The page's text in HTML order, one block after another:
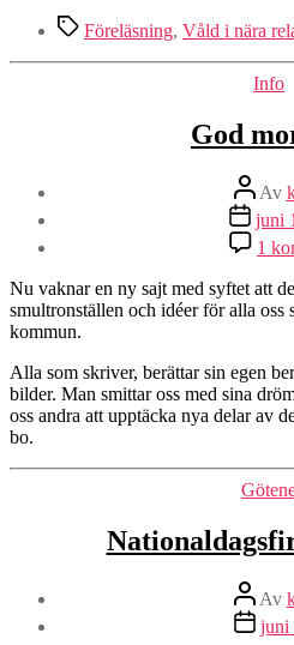
Etiketter
Föreläsning, Våld i nära
Info
God
Av
juni
1
Nu vaknar en ny sajt med syftet att
smultronställen och idéer för alla
kommun.
Alla som skriver, berättar sin egen
bilder. Man smittar oss med sina
oss andra att upptäcka nya delar av
bo.
Av
juni